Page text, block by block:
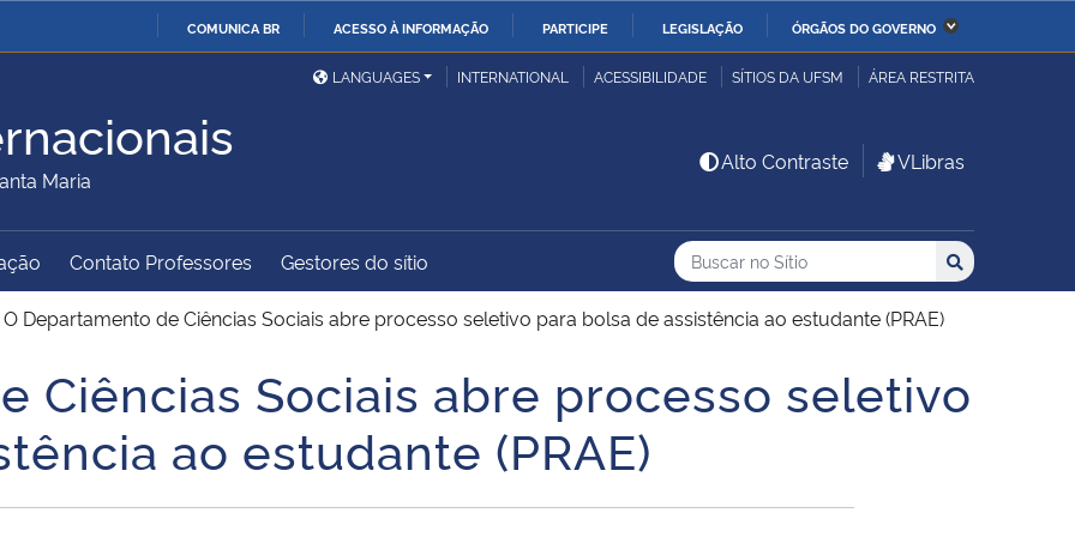
COMUNICA BR ACESSO À INFORMAÇÃO PARTICIPE LEGISLAÇÃO ÓRGÃOS DO GOVERNO
Ministério da Defesa
Ministério das Relações
Exteriores
Ministério da Economia Ministério da Infraestrutura
Ministério da Cidadania
Ministério da Ciência,
Tecnologia, Inovações e
Ministério do
Desenvolvimento Regional
Controladoria-Geral da
União
Família e dos Direitos
Advocacia-Geral da União Banco Central do Brasil Planalto
LANGUAGES INTERNATIONAL ACESSIBILIDADE SÍTIOS DA UFSM ÁREA RESTRITA
Maria
Alto Contraste VLibras
Contato Professores Gestores do sítio Busca
Buscar no no Sítio
Busca: Buscar
O Departamento de Ciências Sociais abre processo seletivo para bolsa de assistência ao estudante (PRAE)
Ciências Sociais abre processo seletivo
ao estudante (PRAE)